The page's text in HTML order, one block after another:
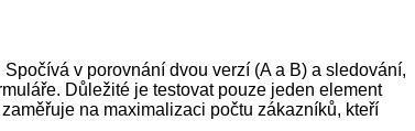
v porovnání dvou verzí (A a B) a sledování,
Důležité je testovat pouze jeden element
na maximalizaci počtu zákazníků, kteří